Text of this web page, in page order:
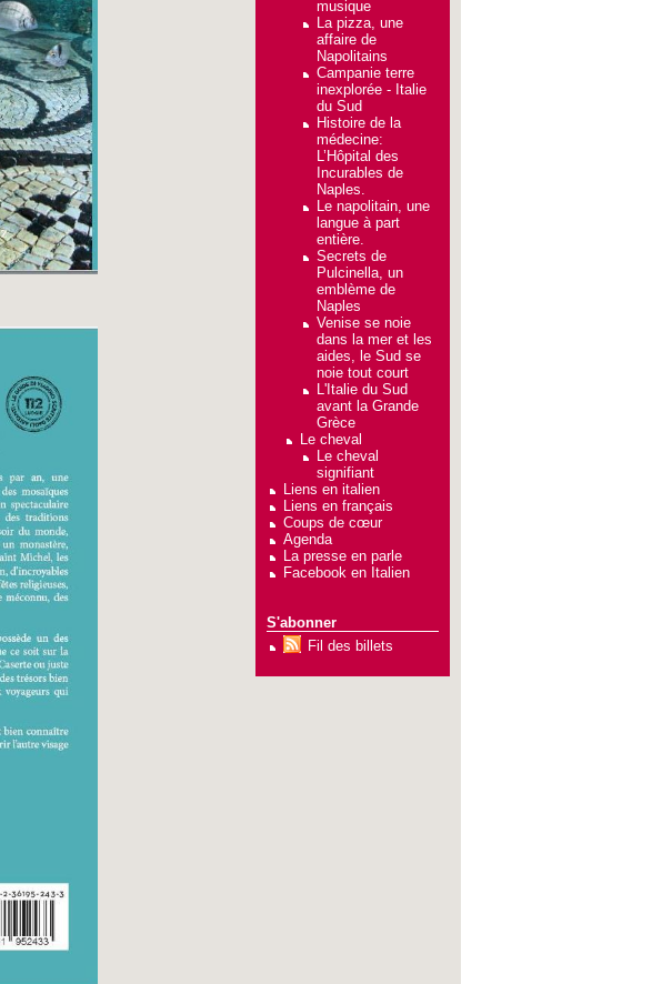
musique
La pizza, une
affaire de
Napolitains
Campanie terre
inexplorée - Italie
du Sud
Histoire de la
médecine:
L’Hôpital des
Incurables de
Naples.
Le napolitain, une
langue à part
entière.
Secrets de
Pulcinella, un
emblème de
Naples
Venise se noie
dans la mer et les
aides, le Sud se
noie tout court
L'Italie du Sud
avant la Grande
Grèce
Le cheval
Le cheval
signifiant
Liens en italien
Liens en français
Coups de cœur
Agenda
La presse en parle
Facebook en Italien
S'abonner
Fil des billets